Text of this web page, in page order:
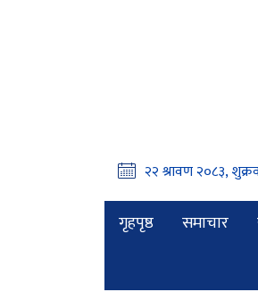
गृहपृष्ठ समाचार